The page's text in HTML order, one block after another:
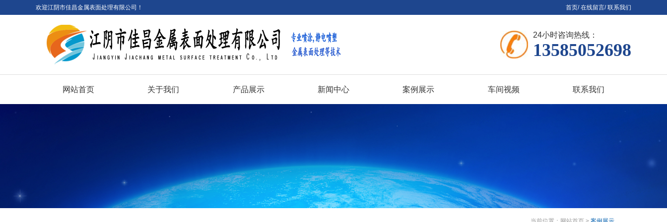
欢迎江阴市佳昌金属表面处理有限公司！ 首页/在线留言/联系我们
24小时咨询热线：
13585052698
网站首页 关于我们 产品展示 新闻中心 案例展示 车间视频 联系我们